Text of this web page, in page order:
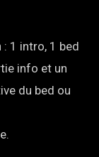
1 intro, 1 bed
info et un
du bed ou